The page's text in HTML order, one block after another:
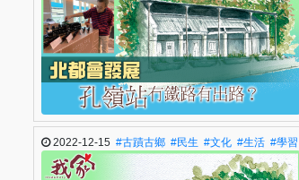
2022-12-15 #古蹟古鄉 #民生 #文化 #生活 #學習